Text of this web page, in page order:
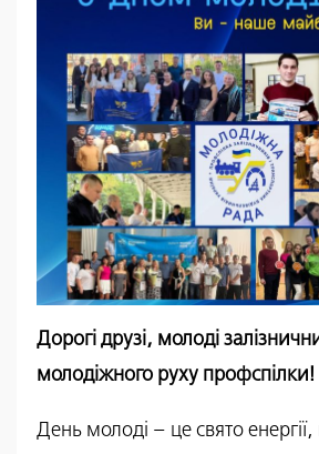
Дорогі друзі, молоді
молодіжного руху профспілки!
День молоді – це свято енергії,